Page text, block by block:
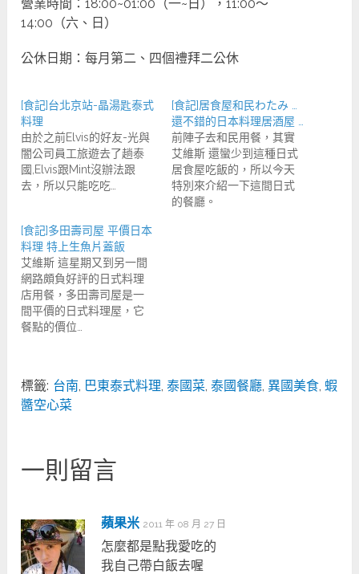
營業時間：18:00~01:00（一~日），11:00～
14:00（六、日）
公休日期：每月第二、四個禮拜二公休
[食記]台北京站-晶湯匙泰式
料理
由於之前Elvis的好友-光與
闇公司員工旅遊去了趟泰
國,Elvis跟Mint沒辦法跟
去，所以只能吃吃…
[食記]居食屋和民わたみ …
還不錯的日本料理居酒屋 …
前陣子去和民用餐，其實
艾維斯 還蠻少到這種日式
居食屋吃飯的，所以今天
特別來介紹一下這間日式
的餐廳。
[食記]多田壽司屋 平價日本
料理 特上生魚片蓋飯
艾維斯 這星期又到另一間
網路頗負好評的日式料理
店用餐，多田壽司屋是一
間平價的日式料理屋，它
餐點的價位…
標籤: 台南, 巴東泰式料理,泰國菜,泰國餐廳,異國美食,蝦
醬空心菜
一則留言
蘋果米 2011 年 08 月 27 日
怎麼都是點我愛吃的
我自己帶白飯去喔